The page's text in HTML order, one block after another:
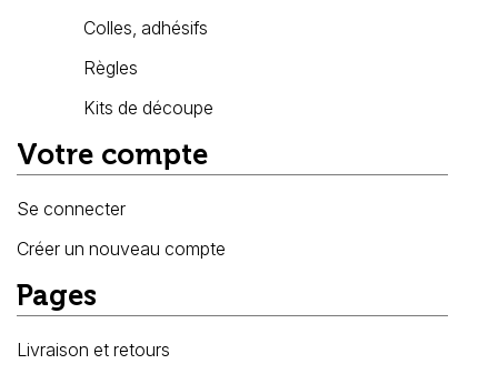
Colles, adhésifs
Règles
Kits de découpe
Votre compte
Se connecter
Créer un nouveau compte
Pages
Livraison et retours